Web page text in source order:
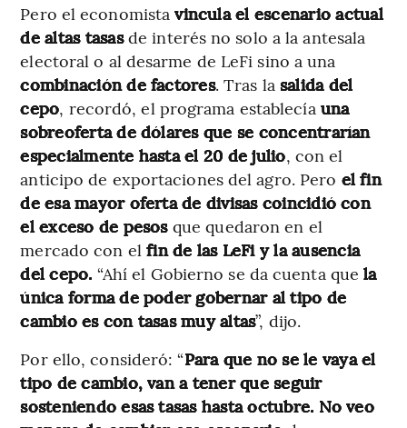
Pero el economistavincula el escenario actual
de altas tasasde interés no solo a la antesala
electoral o al desarme de LeFi sino a una
combinación de factores. Tras la salida del
cepo, recordó, el programa establecía una
sobreoferta de dólares que se concentrarían
especialmente hasta el 20 de julio, con el
anticipo de exportaciones del agro. Pero el fin
de esa mayor oferta de divisas coincidió con
el exceso de pesos que quedaron en el
mercado con el fin de las LeFi y la ausencia
del cepo. “Ahí el Gobierno se da cuenta quela
única forma de poder gobernar al tipo de
cambio es con tasas muy altas”, dijo.
Por ello, consideró: “Para que no se le vaya el
tipo de cambio, van a tener que seguir
sosteniendo esas tasas hasta octubre. No veo